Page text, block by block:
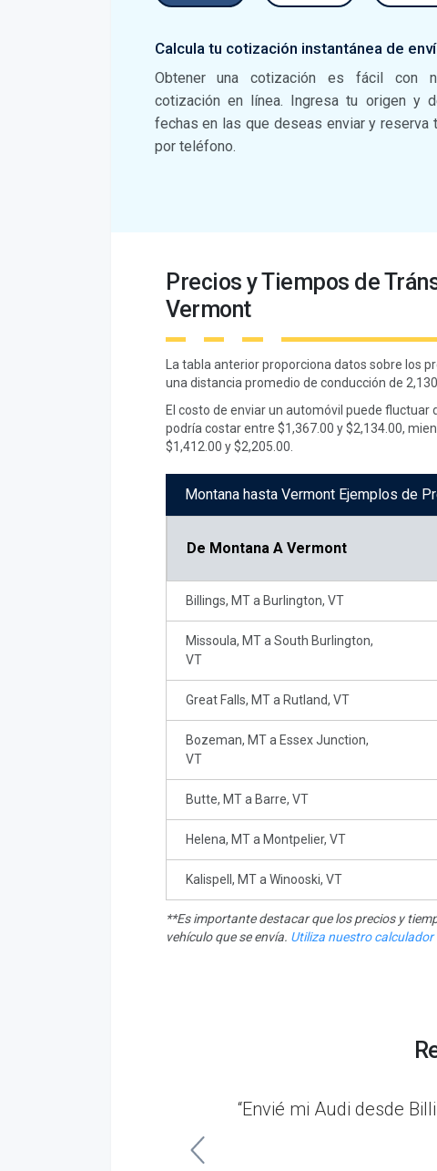
Calcula tu cotización instantánea de
Obtener una cotización es fácil con
cotización en línea. Ingresa tu origen y
fechas en las que deseas enviar y reserva
por teléfono.
Precios y Tiempos de
Vermont
La tabla anterior proporciona datos sobre los
una distancia promedio de conducción de
El costo de enviar un automóvil puede
podría costar entre $1,367.00 y $2,134.00,
$1,412.00 y $2,205.00.
Montana hasta Vermont Ejemplos de
De Montana A Vermont
Billings, MT a Burlington, VT
Missoula, MT a South Burlington,
VT
Great Falls, MT a Rutland, VT
Bozeman, MT a Essex Junction,
VT
Butte, MT a Barre, VT
Helena, MT a Montpelier, VT
Kalispell, MT a Winooski, VT
**Es importante destacar que los precios y
vehículo que se envía. Utiliza nuestro
“Envié mi Audi desde